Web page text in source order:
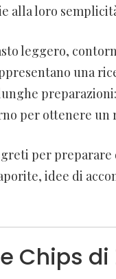
alla loro
leggero,
una
per ottenere
per
idee di
Chips